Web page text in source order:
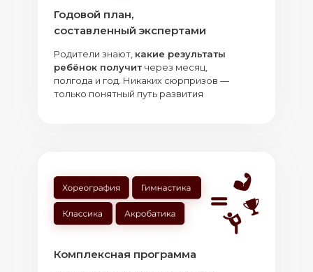
Комплексная программа
Годовой план,
составленный экспертами
Родители знают, какие результаты
ребёнок получит через месяц,
полгода и год. Никаких сюрпризов —
только понятный путь развития